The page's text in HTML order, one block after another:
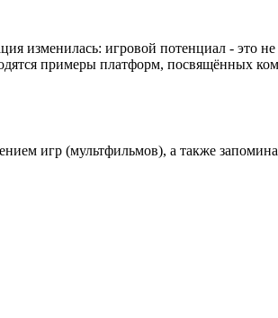
изменилась: игровой потенциал - это
примеры платформ, посвящённых
игр (мультфильмов), а также